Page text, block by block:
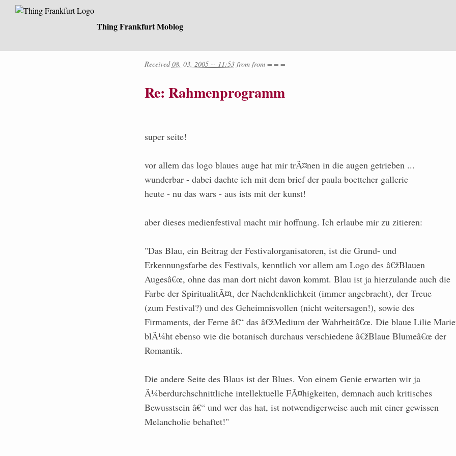
Thing Frankfurt Moblog
Received08. 03. 2005 -- 11:53from from = = =
Re: Rahmenprogramm
super seite!
vor allem das logo blaues auge hat mir trÃ¤nen in die augen getrieben ...
wunderbar - dabei dachte ich mit dem brief der paula boettcher gallerie
heute - nu das wars - aus ists mit der kunst!
aber dieses medienfestival macht mir hoffnung. Ich erlaube mir zu zitieren:
"Das Blau, ein Beitrag der Festivalorganisatoren, ist die Grund- und
Erkennungsfarbe des Festivals, kenntlich vor allem am Logo des â€žBlauen
Augesâ€œ, ohne das man dort nicht davon kommt. Blau ist ja hierzulande auch die
Farbe der SpiritualitÃ¤t, der Nachdenklichkeit (immer angebracht), der Treue
(zum Festival?) und des Geheimnisvollen (nicht weitersagen!), sowie des
Firmaments, der Ferne â€“ das â€žMedium der Wahrheitâ€œ. Die blaue Lilie
blÃ¼ht ebenso wie die botanisch durchaus verschiedene â€žBlaue Blumeâ€œ der
Romantik.
Die andere Seite des Blaus ist der Blues. Von einem Genie erwarten wir ja
Ã¼berdurchschnittliche intellektuelle FÃ¤higkeiten, demnach auch kritisches
Bewusstsein â€“ und wer das hat, ist notwendigerweise auch mit einer gewissen
Melancholie behaftet!"